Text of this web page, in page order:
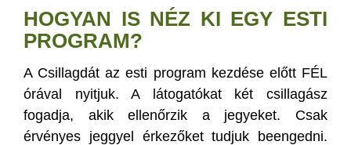
HOGYAN IS NÉZ KI EGY ESTI
PROGRAM?
A Csillagdát az esti program kezdése előtt FÉL
órával nyitjuk. A látogatókat két csillagász
fogadja, akik ellenőrzik a jegyeket. Csak
érvényes jeggyel érkezőket tudjuk beengedni.